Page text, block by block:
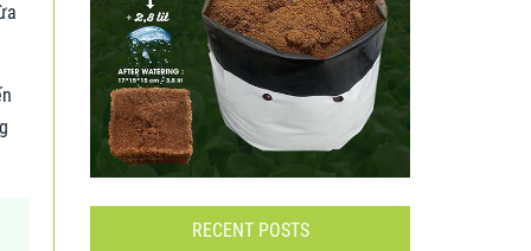
RECENT POSTS